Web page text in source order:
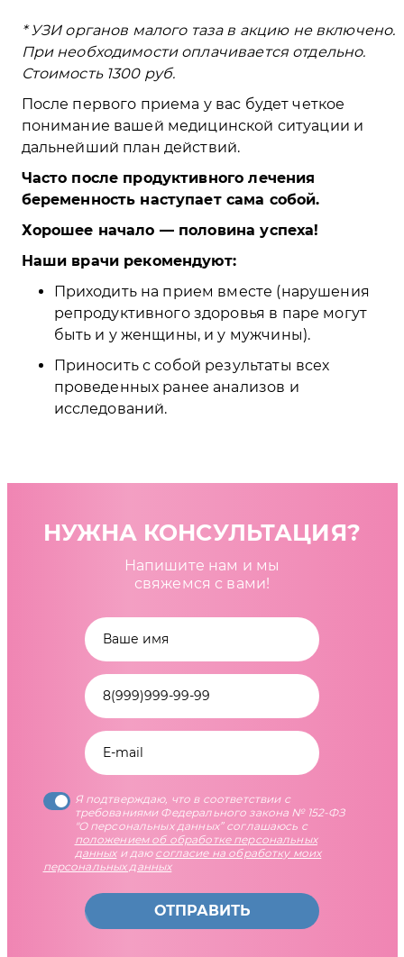
* УЗИ органов малого таза в акцию не включено.
При необходимости оплачивается отдельно.
Стоимость 1300 руб.
После первого приема у вас будет четкое
понимание вашей медицинской ситуации и
дальнейший план действий.
Часто после продуктивного лечения
беременность наступает сама собой.
Хорошее начало — половина успеха!
Наши врачи рекомендуют:
Приходить на прием вместе (нарушения
репродуктивного здоровья в паре могут
быть и у женщины, и у мужчины).
Приносить с собой результаты всех
проведенных ранее анализов и
исследований.
НУЖНА КОНСУЛЬТАЦИЯ?
Напишите нам и мы
свяжемся с вами!
Я подтверждаю, что в соответствии с
требованиями Федерального закона № 152-ФЗ
"О персональных данных” соглашаюсь с
положением об обработке персональных
данныхи даю согласие на обработку моих
персональных данных
ОТПРАВИТЬ